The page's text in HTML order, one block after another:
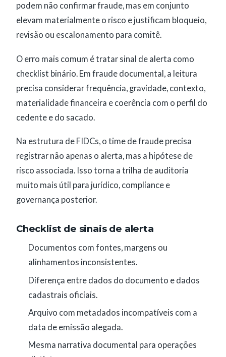
podem não confirmar fraude, mas em conjunto
elevam materialmente o risco e justificam bloqueio,
revisão ou escalonamento para comitê.
O erro mais comum é tratar sinal de alerta como
checklist binário. Em fraude documental, a leitura
precisa considerar frequência, gravidade, contexto,
materialidade financeira e coerência com o perfil do
cedente e do sacado.
Na estrutura de FIDCs, o time de fraude precisa
registrar não apenas o alerta, mas a hipótese de
risco associada. Isso torna a trilha de auditoria
muito mais útil para jurídico, compliance e
governança posterior.
Checklist de sinais de alerta
Documentos com fontes, margens ou
alinhamentos inconsistentes.
Diferença entre dados do documento e dados
cadastrais oficiais.
Arquivo com metadados incompatíveis com a
data de emissão alegada.
Mesma narrativa documental para operações